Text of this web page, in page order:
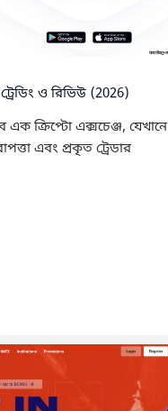
ও রিভিউ (2026)
ক্রিপ্টো এক্সচেঞ্জ, যেখানে
এবং প্রকৃত ট্রেডার